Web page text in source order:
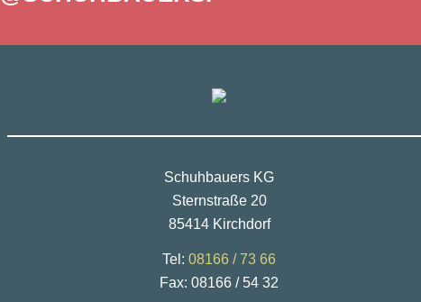
Schuhbauers KG
Sternstraße 20
85414 Kirchdorf
Tel: 08166 / 73 66
Fax: 08166 / 54 32